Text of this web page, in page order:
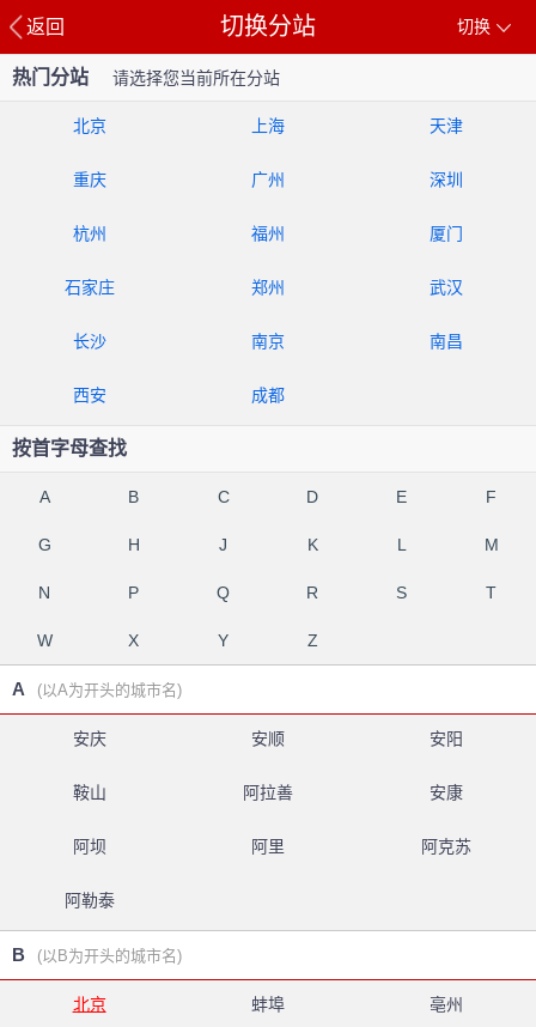
返回 切换
切换分站
热门分站 请选择您当前所在分站
北京 上海 天津
重庆 广州 深圳
杭州 福州 厦门
石家庄 郑州 武汉
长沙 南京 南昌
西安 成都
按首字母查找
A B C D E F
G H J K L M
N P Q R S T
W X Y Z
A (以A为开头的城市名)
安庆 安顺 安阳
鞍山 阿拉善 安康
阿坝 阿里 阿克苏
阿勒泰
B (以B为开头的城市名)
北京 蚌埠 亳州